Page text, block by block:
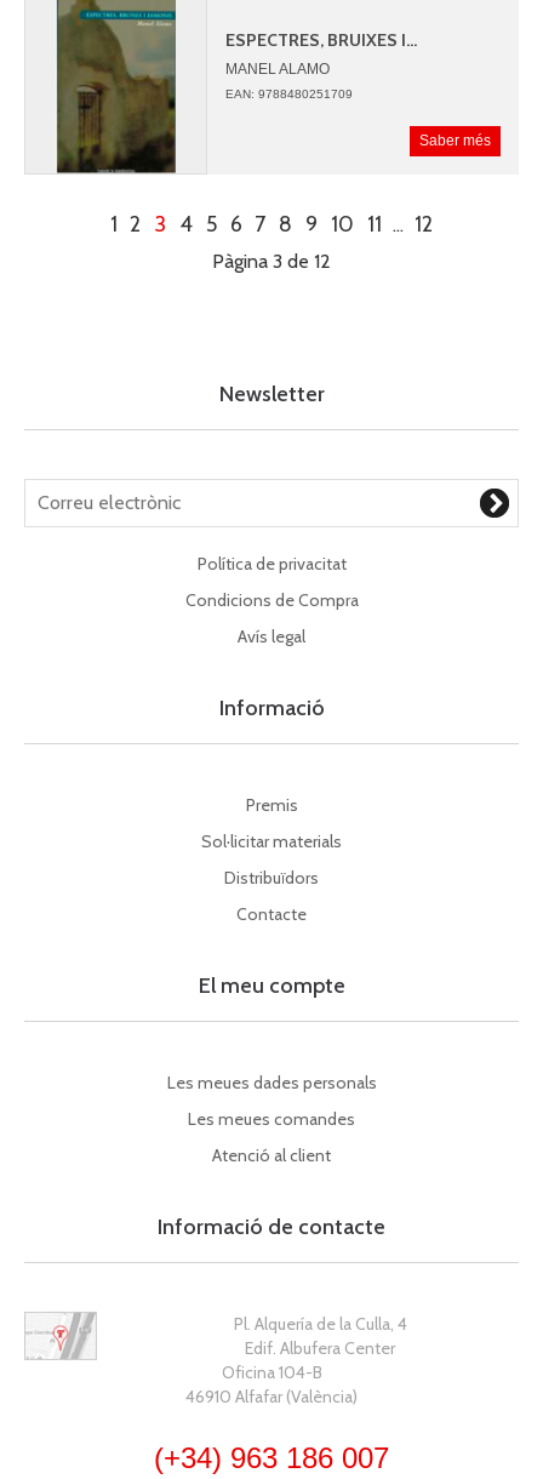
ESPECTRES, BRUIXES I...
MANEL ALAMO
EAN: 9788480251709
Saber més
1 2 3 4 5 6 7 8 9 10 11 ... 12
Pàgina 3 de 12
Newsletter
Política de privacitat
Condicions de Compra
Avís legal
Informació
Premis
Sol·licitar materials
Distribuïdors
Contacte
El meu compte
Les meues dades personals
Les meues comandes
Atenció al client
Informació de contacte
Pl. Alquería de la Culla, 4
Edif. Albufera Center
Oficina 104-B
46910 Alfafar (València)
(+34) 963 186 007